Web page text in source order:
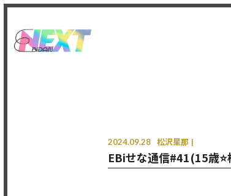
2024.09.28 松沢星那
EBiせな通信#41(15歳